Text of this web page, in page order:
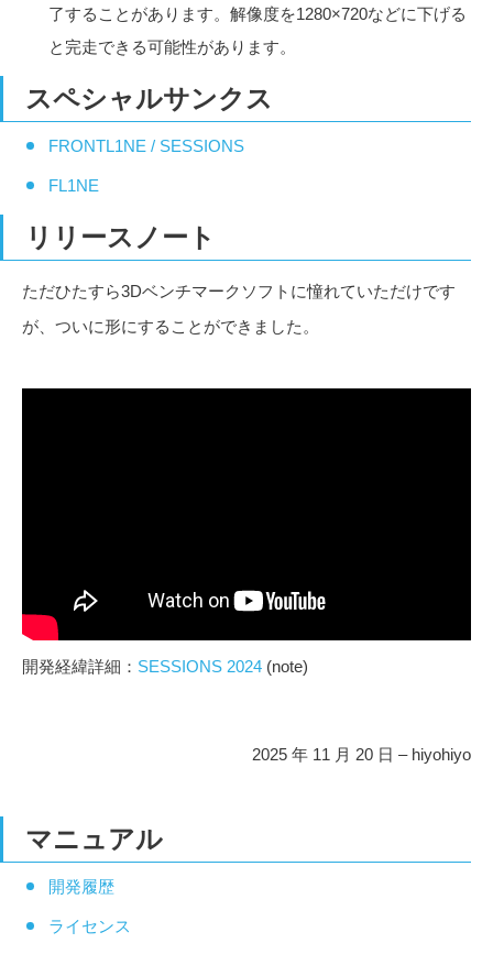
了することがあります。解像度を1280×720などに下げる
と完走できる可能性があります。
スペシャルサンクス
FRONTL1NE / SESSIONS
FL1NE
リリースノート
ただひたすら3Dベンチマークソフトに憧れていただけです
が、ついに形にすることができました。
開発経緯詳細： SESSIONS 2024 (note)
2025 年 11 月 20 日 – hiyohiyo
マニュアル
開発履歴
ライセンス